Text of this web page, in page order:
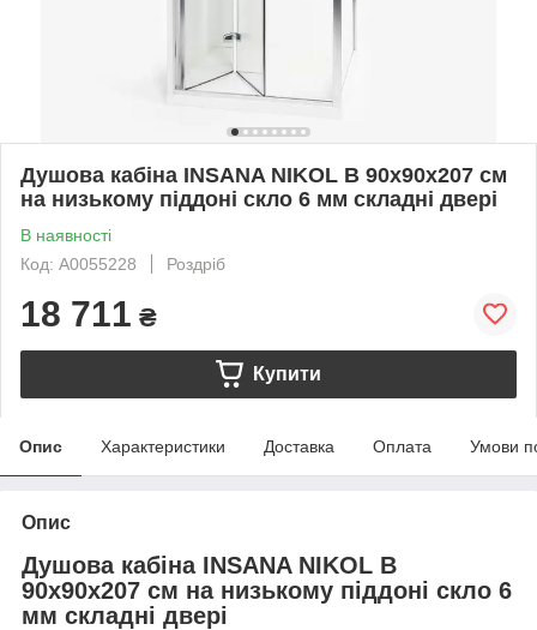
Душова кабіна INSANA NIKOL B 90x90x207 см
на низькому піддоні скло 6 мм складні двері
В наявності
Код: А0055228
Роздріб
18 711 ₴
Купити
Опис Характеристики Доставка Оплата Умови
Опис
Душова кабіна INSANA NIKOL B
90x90x207 см на низькому піддоні скло 6
мм складні двері